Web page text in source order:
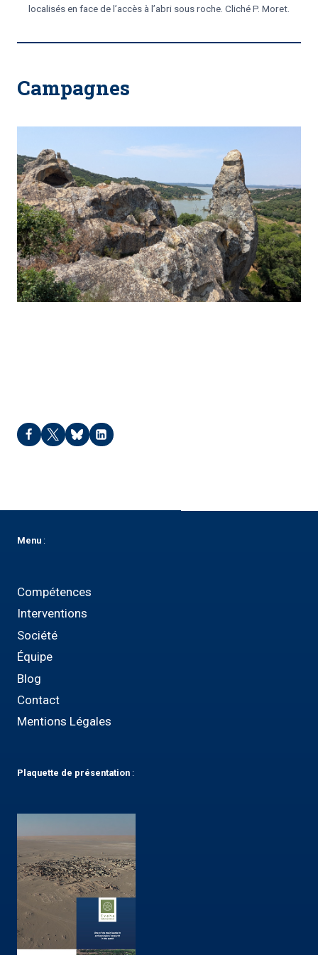
localisés en face de l’accès à l’abri sous roche. Cliché P. Moret.
Campagnes
Menu :
Compétences
Interventions
Société
Équipe
Blog
Contact
Mentions Légales
Plaquette de présentation :